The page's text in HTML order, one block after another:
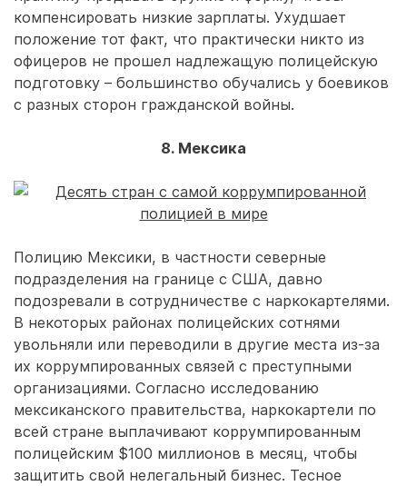
компенсировать низкие зарплаты. Ухудшает
положение тот факт, что практически никто из
офицеров не прошел надлежащую полицейскую
подготовку – большинство обучались у боевиков
с разных сторон гражданской войны.
8. Мексика
Полицию Мексики, в частности северные
подразделения на границе с США, давно
подозревали в сотрудничестве с наркокартелями.
В некоторых районах полицейских сотнями
увольняли или переводили в другие места из-за
их коррумпированных связей с преступными
организациями. Согласно исследованию
мексиканского правительства, наркокартели по
всей стране выплачивают коррумпированным
полицейским $100 миллионов в месяц, чтобы
защитить свой нелегальный бизнес. Тесное